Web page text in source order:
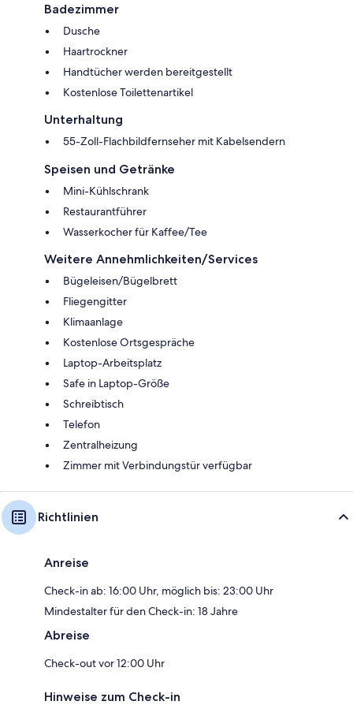
Badezimmer
Dusche
Haartrockner
Handtücher werden bereitgestellt
Kostenlose Toilettenartikel
Unterhaltung
55-Zoll-Flachbildfernseher mit Kabelsendern
Speisen und Getränke
Mini-Kühlschrank
Restaurantführer
Wasserkocher für Kaffee/Tee
Weitere Annehmlichkeiten/Services
Bügeleisen/Bügelbrett
Fliegengitter
Klimaanlage
Kostenlose Ortsgespräche
Laptop-Arbeitsplatz
Safe in Laptop-Größe
Schreibtisch
Telefon
Zentralheizung
Zimmer mit Verbindungstür verfügbar
Richtlinien
Anreise
Check-in ab: 16:00 Uhr, möglich bis: 23:00 Uhr
Mindestalter für den Check-in: 18 Jahre
Abreise
Check-out vor 12:00 Uhr
Hinweise zum Check-in